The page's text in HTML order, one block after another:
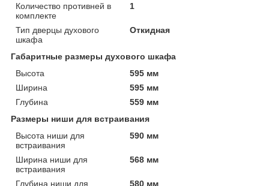
Количество противней в
комплекте
1
Тип дверцы духового
шкафа
Откидная
Габаритные размеры духового шкафа
Высота
595 мм
Ширина
595 мм
Глубина
559 мм
Размеры ниши для встраивания
Высота ниши для
встраивания
590 мм
Ширина ниши для
встраивания
568 мм
Глубина ниши для 580 мм